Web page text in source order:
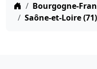
Bourgogne-
Saône-et-Loire (71)